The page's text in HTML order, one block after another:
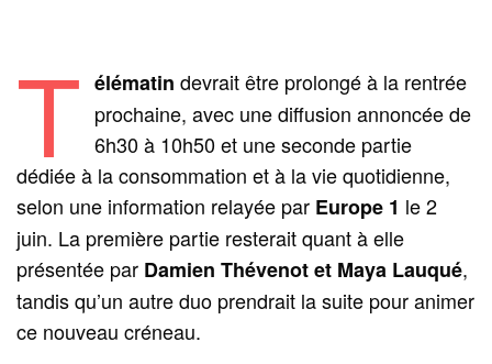
T élématin devrait être prolongé à la rentrée
prochaine, avec une diffusion annoncée de
6h30 à 10h50 et une seconde partie
dédiée à la consommation et à la vie quotidienne,
selon une information relayée par Europe 1 le 2
juin. La première partie resterait quant à elle
présentée par Damien Thévenot et Maya Lauqué,
tandis qu’un autre duo prendrait la suite pour animer
ce nouveau créneau.